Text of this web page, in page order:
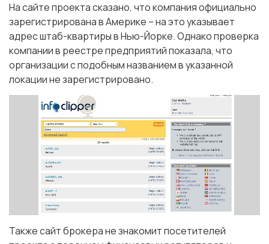
На сайте проекта сказано, что компания официально
зарегистрирована в Америке – на это указывает
адрес штаб-квартиры в Нью-Йорке. Однако проверка
компании в реестре предприятий показала, что
организации с подобным названием в указанной
локации не зарегистрировано.
Также сайт брокера не знакомит посетителей